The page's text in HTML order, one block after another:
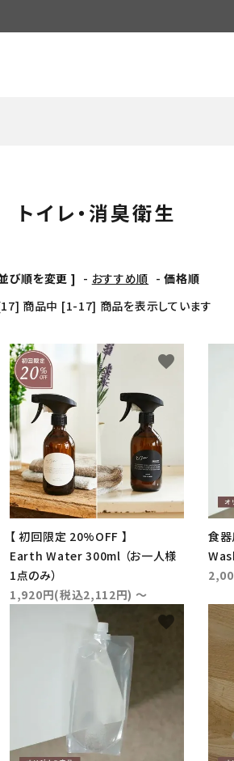
ム
キャットフー
トイレ・消臭衛生
び順を変更 ] - おすすめ順 -価格順
商品中 [1-17] 商品を表示しています
【 初回限定 20%OFF 】
Earth Water 300ml （お一人様
1点のみ）
1,920円(税込2,112円) ～
favorite
食
favorite